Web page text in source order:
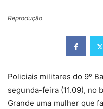
Reprodução
Policiais militares do 9º
segunda-feira (11.09), no
Grande uma mulher que